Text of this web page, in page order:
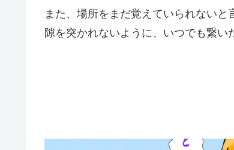
また、場所をまだ覚えていられない
隙を突かれないように、いつでも繋い